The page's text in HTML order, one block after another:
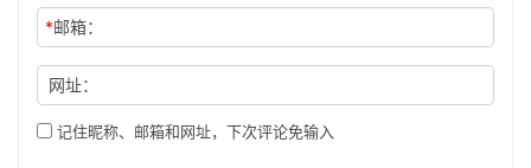
*邮箱：
网址：
记住昵称、邮箱和网址，下次评论免输入